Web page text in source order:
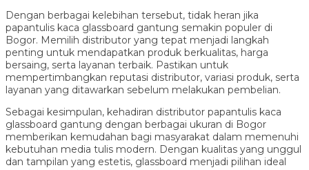
Dengan berbagai kelebihan tersebut, tidak heran jika
papantulis kaca glassboard gantung semakin populer di
Bogor. Memilih distributor yang tepat menjadi langkah
penting untuk mendapatkan produk berkualitas, harga
bersaing, serta layanan terbaik. Pastikan untuk
mempertimbangkan reputasi distributor, variasi produk, serta
layanan yang ditawarkan sebelum melakukan pembelian.
Sebagai kesimpulan, kehadiran distributor papantulis kaca
glassboard gantung dengan berbagai ukuran di Bogor
memberikan kemudahan bagi masyarakat dalam memenuhi
kebutuhan media tulis modern. Dengan kualitas yang unggul
dan tampilan yang estetis, glassboard menjadi pilihan ideal